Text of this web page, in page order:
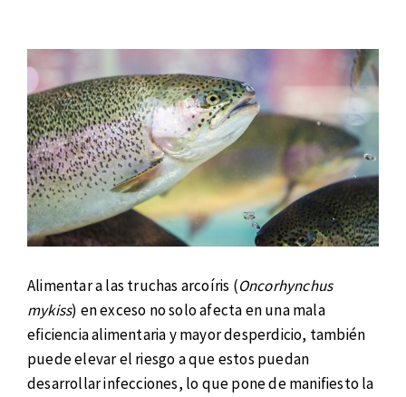
Alimentar a las truchas arcoíris (Oncorhynchus
mykiss) en exceso no solo afecta en una mala
eficiencia alimentaria y mayor desperdicio, también
puede elevar el riesgo a que estos puedan
desarrollar infecciones, lo que pone de manifiesto la